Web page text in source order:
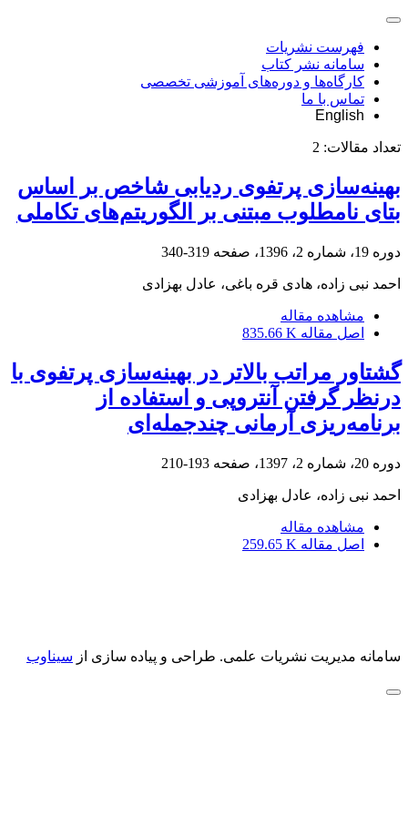
فهرست نشریات
سامانه نشر کتاب
کارگاه‌ها و دوره‌های آموزشی تخصصی
تماس با ما
English
تعداد مقالات: 2
بهینه‌سازی پرتفوی ردیابی شاخص بر اساس
بتای نامطلوب مبتنی بر الگوریتم‌های تکاملی
دوره 19، شماره 2، 1396، صفحه 319-340
احمد نبی زاده، هادی قره باغی، عادل بهزادی
مشاهده مقاله
اصل مقاله 835.66 K
گشتاور مراتب بالاتر در بهینه‌سازی پرتفوی با
درنظر گرفتن آنتروپی و استفاده از
برنامه‌ریزی آرمانی چندجمله‌ای
دوره 20، شماره 2، 1397، صفحه 193-210
احمد نبی زاده، عادل بهزادی
مشاهده مقاله
اصل مقاله 259.65 K
سامانه مدیریت نشریات علمی. طراحی و پیاده سازی از سیناوب